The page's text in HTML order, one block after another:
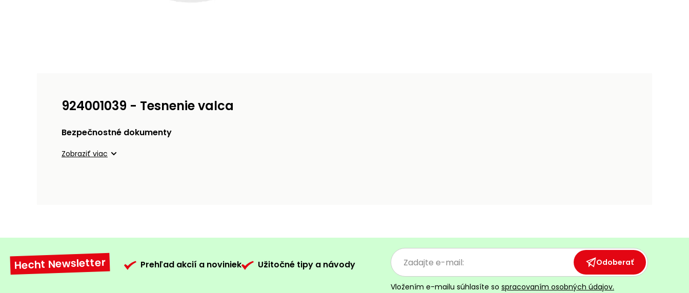
924001039 - Tesnenie valca
Bezpečnostné dokumenty
Zobraziť viac
Hecht Newsletter Prehľad akcií a noviniek Užitočné tipy a návody Odoberať
Vložením e-mailu súhlasíte so spracovaním osobných údajov.